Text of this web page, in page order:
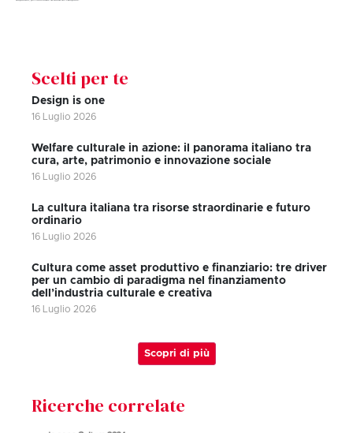
disponibili, per confermare la bontà del campione.
Scelti per te
Design is one
16 Luglio 2026
Welfare culturale in azione: il panorama italiano tra
cura, arte, patrimonio e innovazione sociale
16 Luglio 2026
La cultura italiana tra risorse straordinarie e futuro
ordinario
16 Luglio 2026
Cultura come asset produttivo e finanziario: tre driver
per un cambio di paradigma nel finanziamento
dell’industria culturale e creativa
16 Luglio 2026
Scopri di più
Ricerche correlate